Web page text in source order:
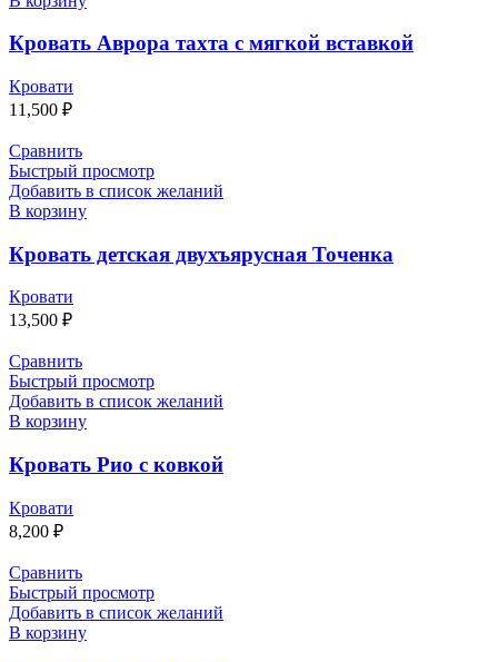
Кровать Аврора тахта с мягкой вставкой
Кровати
11,500 ₽
Сравнить
Быстрый просмотр
Добавить в список желаний
В корзину
Кровать детская двухъярусная Точенка
Кровати
13,500 ₽
Сравнить
Быстрый просмотр
Добавить в список желаний
В корзину
Кровать Рио с ковкой
Кровати
8,200 ₽
Сравнить
Быстрый просмотр
Добавить в список желаний
В корзину